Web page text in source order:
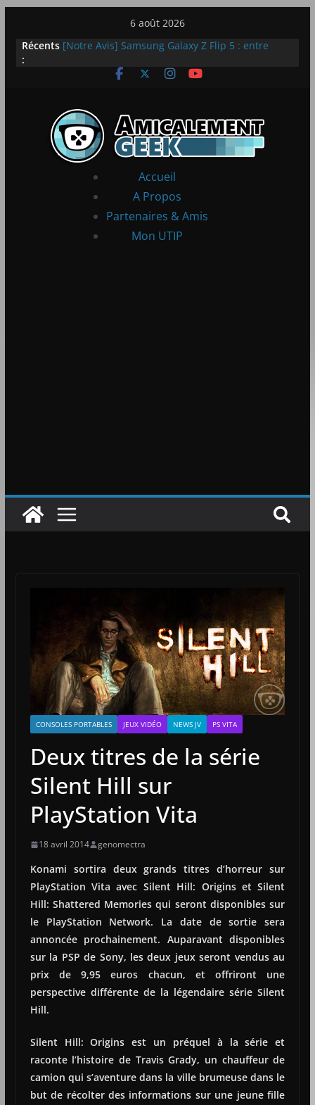
contenu
6 août 2026
Récents
:
[Notre Avis] Samsung Galaxy Z Flip 5 : entre
[PS5] New World Aeternum [Notre Avis]
LEGO dévoile la LEGO Technic McLaren P1
Accueil
A Propos
Partenaires & Amis
Mon UTIP
CONSOLES PORTABLES JEUX VIDÉO NEWS JV PS VITA
Deux titres de la série
Silent Hill sur
PlayStation Vita
18 avril 2014 genomectra
Konami sortira deux grands titres d’horreur sur
PlayStation Vita avec Silent Hill: Origins et Silent
Hill: Shattered Memories qui seront disponibles sur
le PlayStation Network. La date de sortie sera
annoncée prochainement. Auparavant disponibles
sur la PSP de Sony, les deux jeux seront vendus au
prix de 9,95 euros chacun, et offriront une
perspective différente de la légendaire série Silent
Hill.
Silent Hill: Origins est un préquel à la série et
raconte l’histoire de Travis Grady, un chauffeur de
camion qui s’aventure dans la ville brumeuse dans le
but de récolter des informations sur une jeune fille